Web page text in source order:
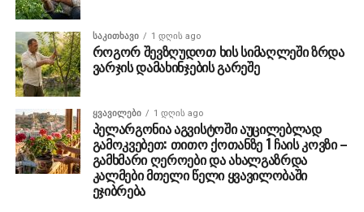
ᲡᲐᲙᲘᲗᲮᲐᲕᲘ 1 დღის ago
როგორ შევზღუდოთ ხის სიმაღლეში ზრდა
ვარჯის დამახინჯების გარეშე
ᲧᲕᲐᲕᲘᲚᲔᲑᲘ 1 დღის ago
პელარგონია აგვისტოში აუცილებლად
გამოკვებეთ: თითო ქოთანზე 1 ჩაის კოვზი –
გამხმარი ღეროები და ახალგაზრდა
კალმები მთელი წელი ყვავილობაში
ეჯიბრება